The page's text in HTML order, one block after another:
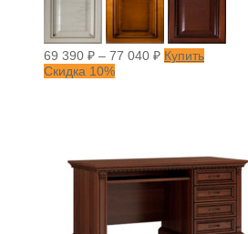
69 390 ₽ – 77 040 ₽ Купить
Скидка 10%